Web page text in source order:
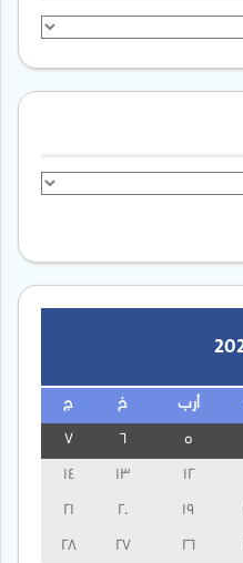
أرب خ ج
13
14
19
20
21
26
27
28